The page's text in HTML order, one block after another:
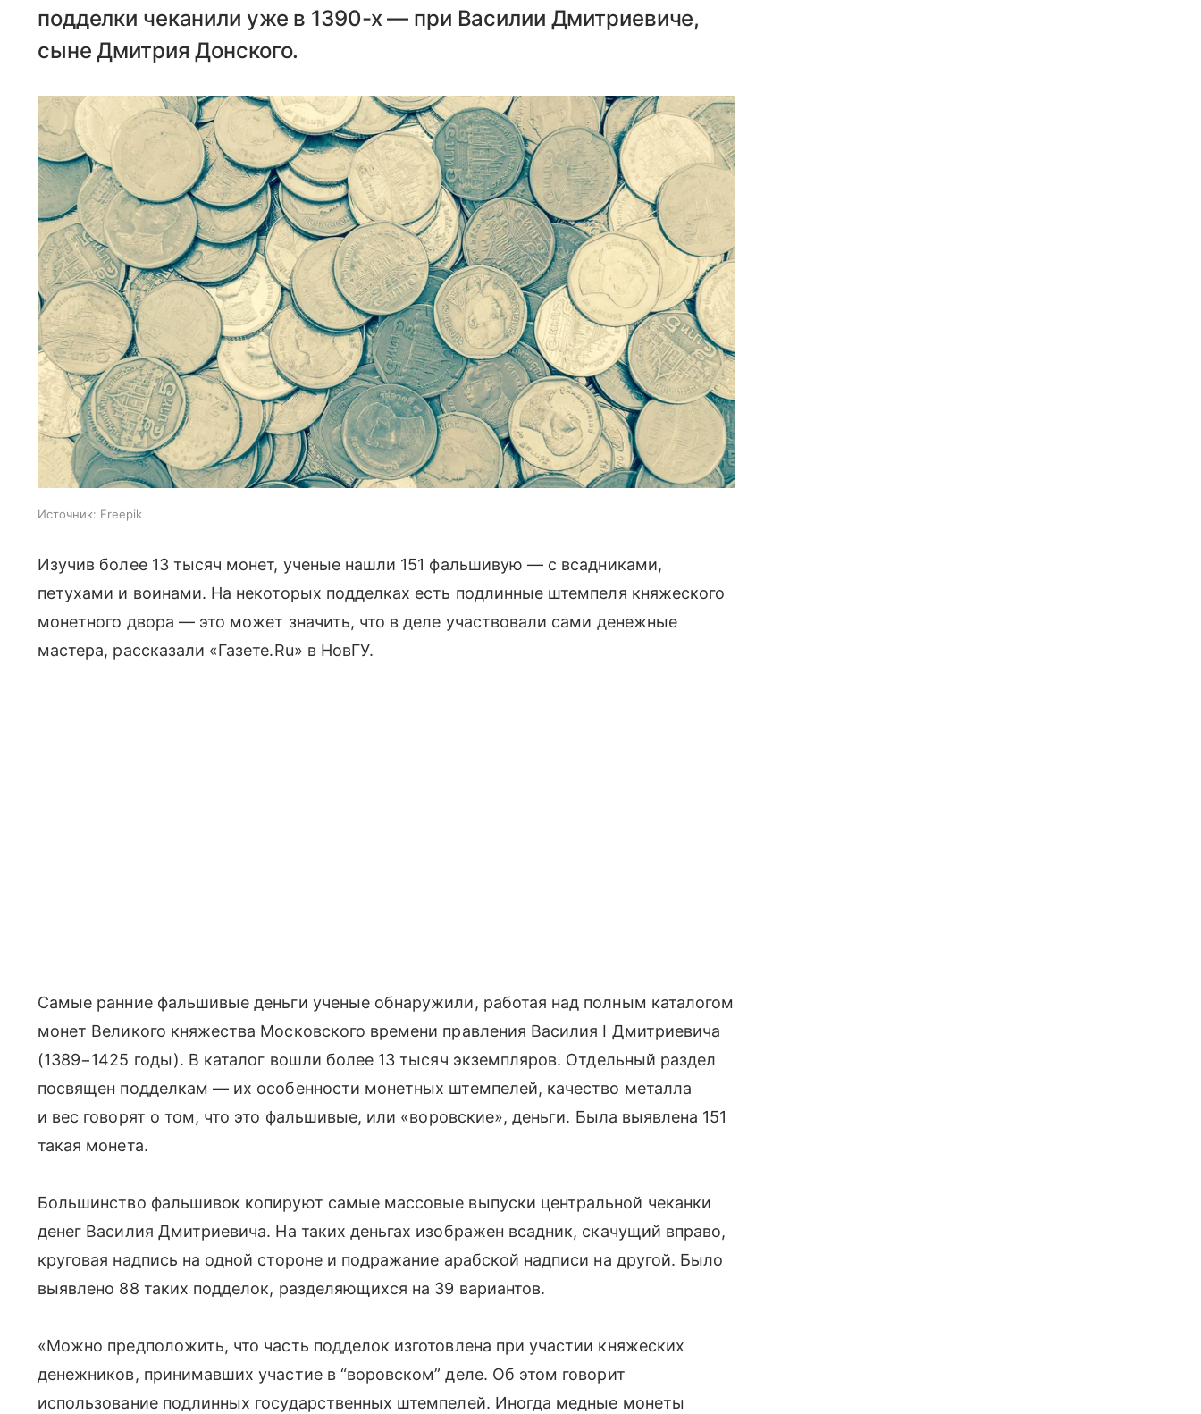
подделки чеканили уже в 1390-х — при Василии Дмитриевиче,
сыне Дмитрия Донского.
Источник: Freepik
Изучив более 13 тысяч монет, ученые нашли 151 фальшивую — с всадниками,
петухами и воинами. На некоторых подделках есть подлинные штемпеля княжеского
монетного двора — это может значить, что в деле участвовали сами денежные
мастера, рассказали «Газете.Ru» в НовГУ.
Самые ранние фальшивые деньги ученые обнаружили, работая над полным каталогом
монет Великого княжества Московского времени правления Василия I Дмитриевича
(1389−1425 годы). В каталог вошли более 13 тысяч экземпляров. Отдельный раздел
посвящен подделкам — их особенности монетных штемпелей, качество металла
и вес говорят о том, что это фальшивые, или «воровские», деньги. Была выявлена 151
такая монета.
Большинство фальшивок копируют самые массовые выпуски центральной чеканки
денег Василия Дмитриевича. На таких деньгах изображен всадник, скачущий вправо,
круговая надпись на одной стороне и подражание арабской надписи на другой. Было
выявлено 88 таких подделок, разделяющихся на 39 вариантов.
«Можно предположить, что часть подделок изготовлена при участии княжеских
денежников, принимавших участие в “воровском” деле. Об этом говорит
использование подлинных государственных штемпелей. Иногда медные монеты